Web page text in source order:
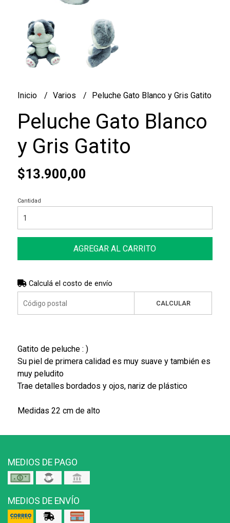
Inicio Varios Peluche Gato Blanco y Gris Gatito
Peluche Gato Blanco
y Gris Gatito
$13.900,00
Cantidad
AGREGAR AL CARRITO
Calculá el costo de envío
CALCULAR
Gatito de peluche : )
Su piel de primera calidad es muy suave y también es
muy peludito
Trae detalles bordados y ojos, nariz de plástico
Medidas 22 cm de alto
MEDIOS DE PAGO
MEDIOS DE ENVÍO